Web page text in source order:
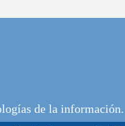
de la información.